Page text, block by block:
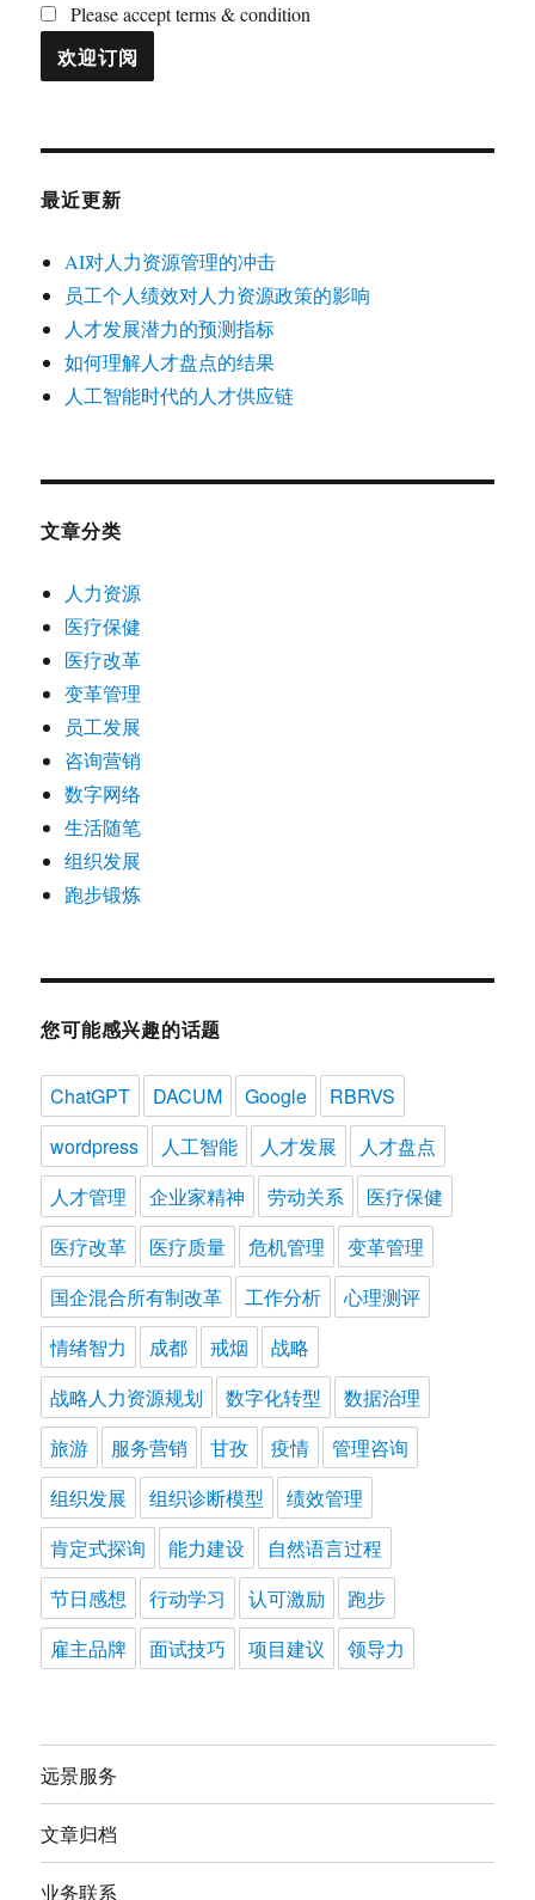
Please accept terms & condition
最近更新
AI对人力资源管理的冲击
员工个人绩效对人力资源政策的影响
人才发展潜力的预测指标
如何理解人才盘点的结果
人工智能时代的人才供应链
文章分类
人力资源
医疗保健
医疗改革
变革管理
员工发展
咨询营销
数字网络
生活随笔
组织发展
跑步锻炼
您可能感兴趣的话题
ChatGPT DACUM Google
RBRVS
wordpress
人工智能 人才发展
人才盘点
人才管理
企业家精神 劳动关系
医疗保健
医疗改革
医疗质量 危机管理
变革管理
国企混合所有制改革
工作分析
心理测评
情绪智力
成都 戒烟
战略
战略人力资源规划
数字化转型
数据治理
旅游
服务营销 甘孜 疫情
管理咨询
组织发展
组织诊断模型
绩效管理
肯定式探询
能力建设
自然语言过程
节日感想
行动学习 认可激励
跑步
雇主品牌
面试技巧 项目建议 领导力
远景服务
文章归档
业务联系